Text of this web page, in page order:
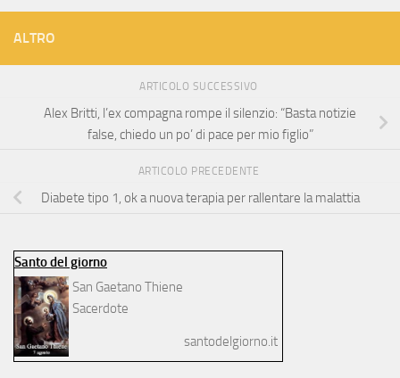
ALTRO
ARTICOLO SUCCESSIVO
Alex Britti, l’ex compagna rompe il silenzio: “Basta notizie
false, chiedo un po’ di pace per mio figlio”
ARTICOLO PRECEDENTE
Diabete tipo 1, ok a nuova terapia per rallentare la malattia
Santo del giorno
San Gaetano Thiene
Sacerdote
santodelgiorno.it